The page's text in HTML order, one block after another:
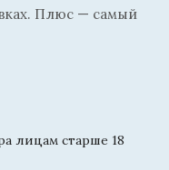
Плюс — самый
лицам старше 18